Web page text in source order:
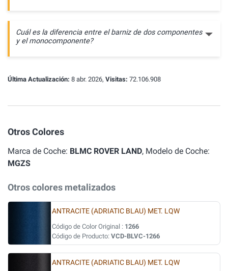
Cuál es la diferencia entre el barniz de dos componentes
y el monocomponente?
Última Actualización: 8 abr. 2026, Visitas: 72.106.908
Otros Colores
Marca de Coche: BLMC ROVER LAND, Modelo de Coche:
MGZS
Otros colores metalizados
ANTRACITE (ADRIATIC BLAU) MET. LQW
Código de Color Original : 1266
Código de Producto: VCD-BLVC-1266
ANTRACITE (ADRIATIC BLAU) MET. LQW